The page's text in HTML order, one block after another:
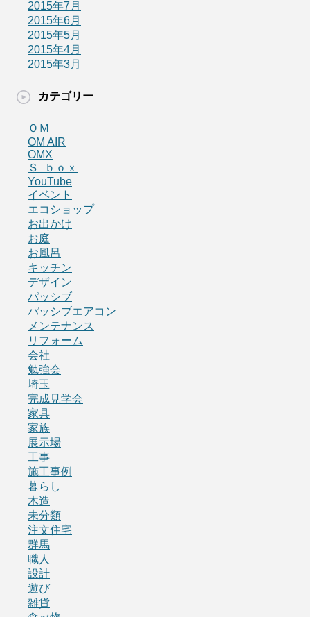
2015年7月
2015年6月
2015年5月
2015年4月
2015年3月
カテゴリー
ＯＭ
OM AIR
OMX
Ｓｰｂｏｘ
YouTube
イベント
エコショップ
お出かけ
お庭
お風呂
キッチン
デザイン
パッシブ
パッシブエアコン
メンテナンス
リフォーム
会社
勉強会
埼玉
完成見学会
家具
家族
展示場
工事
施工事例
暮らし
木造
未分類
注文住宅
群馬
職人
設計
遊び
雑貨